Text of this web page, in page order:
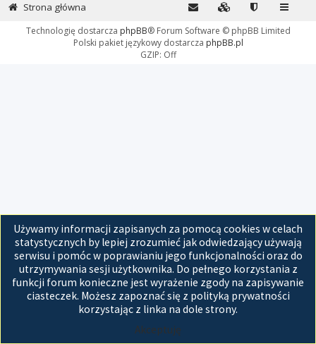
Używamy informacji zapisanych za pomocą cookies w celach
statystycznych by lepiej zrozumieć jak odwiedzający używają
serwisu i pomóc w poprawianiu jego funkcjonalności oraz do
utrzymywania sesji użytkownika. Do pełnego korzystania z
funkcji forum konieczne jest wyrażenie zgody na zapisywanie
ciasteczek. Możesz zapoznać się z polityką prywatności
korzystając z linka na dole strony.
Akceptuję
Strona główna
Technologię dostarcza phpBB® Forum Software © phpBB Limited
Polski pakiet językowy dostarcza phpBB.pl
GZIP: Off